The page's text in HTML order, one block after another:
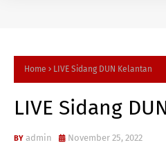
Home LIVE Sidang DUN Kelantan
LIVE Sidang
admin November 25, 2022